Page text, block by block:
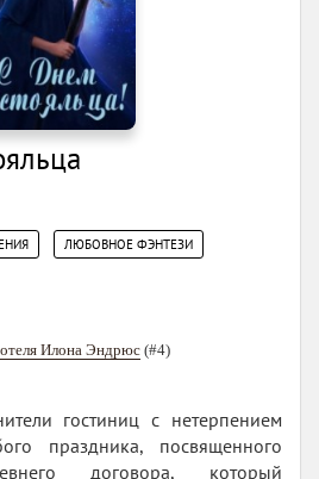
ЛЮБОВНОЕ ФЭНТЕЗИ
Илона Эндрюс (#4)
гостиниц с нетерпением
праздника, посвященного
договора, который